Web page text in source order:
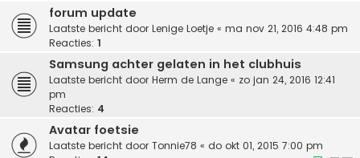
forum update
Laatste bericht door Lenige Loetje « ma nov 21, 2016 4:48 pm
Reacties: 1
Samsung achter gelaten in het clubhuis
Laatste bericht door Herm de Lange « zo jan 24, 2016 12:41
pm
Reacties: 4
Avatar foetsie
Laatste bericht door Tonnie78 « do okt 01, 2015 7:00 pm